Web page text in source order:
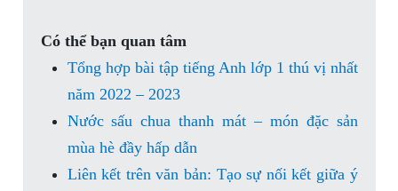
Có thể bạn quan tâm
Tổng hợp bài tập tiếng Anh lớp 1 thú vị nhất
năm 2022 – 2023
Nước sấu chua thanh mát – món đặc sản
mùa hè đầy hấp dẫn
Liên kết trên văn bản: Tạo sự nối kết giữa ý